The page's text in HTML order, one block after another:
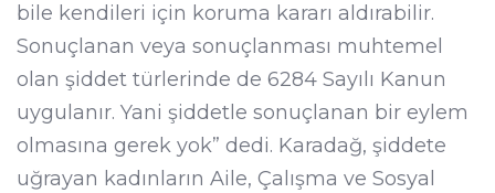
bile kendileri için koruma kararı aldırabilir.
Sonuçlanan veya sonuçlanması muhtemel
olan şiddet türlerinde de 6284 Sayılı Kanun
uygulanır. Yani şiddetle sonuçlanan bir eylem
olmasına gerek yok” dedi. Karadağ, şiddete
uğrayan kadınların Aile, Çalışma ve Sosyal